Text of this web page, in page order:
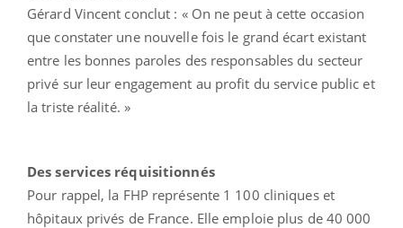
Gérard Vincent conclut : « On ne peut à cette occasion
que constater une nouvelle fois le grand écart existant
entre les bonnes paroles des responsables du secteur
privé sur leur engagement au profit du service public et
la triste réalité. »
Des services réquisitionnés
Pour rappel, la FHP représente 1 100 cliniques et
hôpitaux privés de France. Elle emploie plus de 40 000